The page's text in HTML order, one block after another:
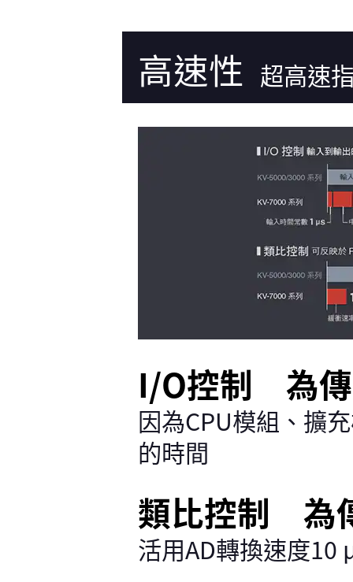
高速性 超高速
I/O控制 為
因為CPU模組、擴
的時間
類比控制 為
活用AD轉換速度10